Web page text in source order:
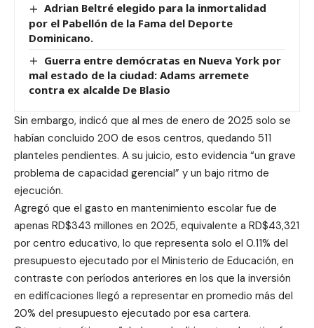
Adrian Beltré elegido para la inmortalidad
por el Pabellón de la Fama del Deporte
Dominicano.
Guerra entre demócratas en Nueva York por
mal estado de la ciudad: Adams arremete
contra ex alcalde De Blasio
Sin embargo, indicó que al mes de enero de 2025 solo se
habían concluido 200 de esos centros, quedando 511
planteles pendientes. A su juicio, esto evidencia “un grave
problema de capacidad gerencial” y un bajo ritmo de
ejecución.
Agregó que el gasto en mantenimiento escolar fue de
apenas RD$343 millones en 2025, equivalente a RD$43,321
por centro educativo, lo que representa solo el 0.11% del
presupuesto ejecutado por el Ministerio de Educación, en
contraste con períodos anteriores en los que la inversión
en edificaciones llegó a representar en promedio más del
20% del presupuesto ejecutado por esa cartera.